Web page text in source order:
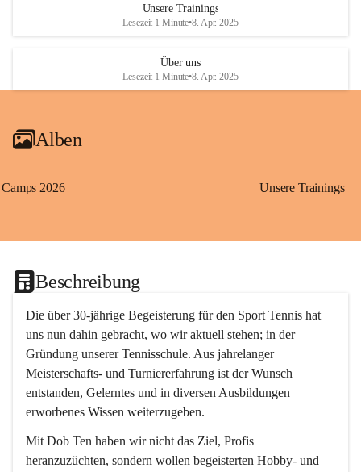
Unsere Trainings
Lesezeit 1 Minute•8. Apr. 2025
Über uns
Lesezeit 1 Minute•8. Apr. 2025
Alben
Camps 2026 Unsere Trainings
Beschreibung
Die über 30-jährige Begeisterung für den Sport Tennis hat
uns nun dahin gebracht, wo wir aktuell stehen; in der
Gründung unserer Tennisschule. Aus jahrelanger
Meisterschafts- und Turniererfahrung ist der Wunsch
entstanden, Gelerntes und in diversen Ausbildungen
erworbenes Wissen weiterzugeben.
Mit Dob Ten haben wir nicht das Ziel, Profis
heranzuzüchten, sondern wollen begeisterten Hobby- und